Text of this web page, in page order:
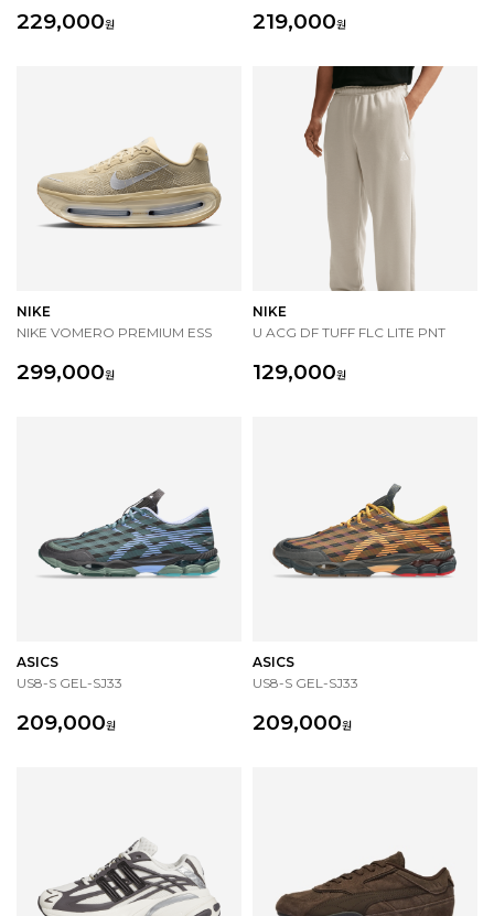
229,000원 219,000원
NIKE
NIKE VOMERO PREMIUM ESS
299,000원
NIKE
U ACG DF TUFF FLC LITE PNT
129,000원
ASICS
US8-S GEL-SJ33
209,000원
ASICS
US8-S GEL-SJ33
209,000원